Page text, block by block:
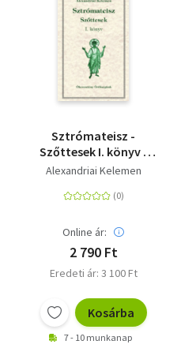
Sztrómateisz -
Szőttesek I. könyv -
Ókeresztény
Alexandriai Kelemen
Online ár:
2 790 Ft
Eredeti ár: 3 100 Ft
Kosárba
7 - 10 munkanap